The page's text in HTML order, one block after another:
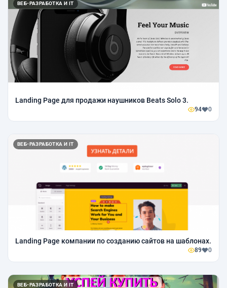
ВЕБ-РАЗРАБОТКА И IT
Landing Page для продажи наушников Beats Solo 3.
94 0
ВЕБ-РАЗРАБОТКА И IT
Landing Page компании по созданию сайтов на шаблонах.
89 0
ВЕБ-РАЗРАБОТКА И IT